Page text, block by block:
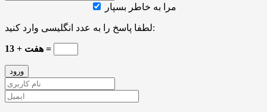
مرا به خاطر بسپار
لطفا پاسخ را به عدد انگلیسی وارد کنید:
13 + هفت =